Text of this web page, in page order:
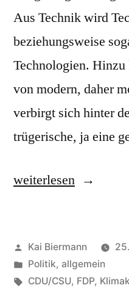
Aus Technik wird
beziehungsweise
Technologien.
von modern, daher
verbirgt sich hinter
trügerische, ja eine
„Technologien,
weiterlesen
Veröffentlicht
von
Kai Biermann
Veröffentlicht
in
Politik, allgemein
Schlagwörter:
CDU/CSU, FDP,